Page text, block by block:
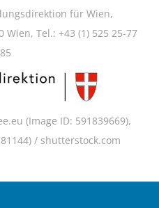
für Wien,
Tel.: +43 (1) 525 25-77
(Image ID: 591839669),
/ shutterstock.com